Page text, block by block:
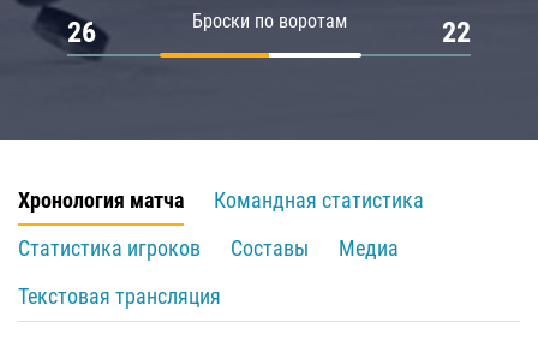
Броски по воротам
26 22
Хронология матча
Командная статистика
Статистика игроков
Составы
Медиа
Текстовая трансляция